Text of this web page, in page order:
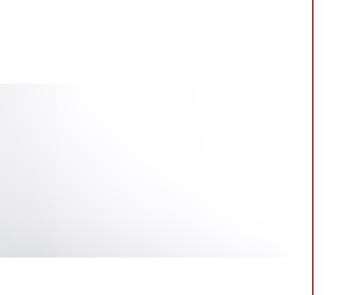
come Bodrum, Marmaris, Fethiye e
per le sue splendide spiagge, le
e la vivace vita notturna.
ha un'economia diversificata,
l'agricoltura, il turismo, la